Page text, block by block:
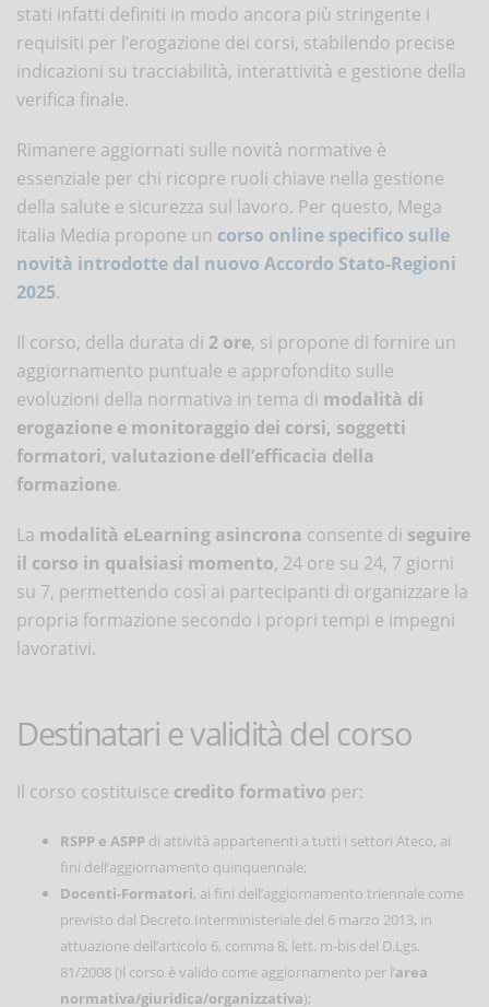
stati infatti definiti in modo ancora più stringente i
requisiti per l’erogazione dei corsi, stabilendo precise
indicazioni su tracciabilità, interattività e gestione della
verifica finale.
Rimanere aggiornati sulle novità normative è
essenziale per chi ricopre ruoli chiave nella gestione
della salute e sicurezza sul lavoro. Per questo, Mega
Italia Media propone un corso online specifico sulle
novità introdotte dal nuovo Accordo Stato-Regioni
2025.
Il corso, della durata di 2 ore, si propone di fornire un
aggiornamento puntuale e approfondito sulle
evoluzioni della normativa in tema di modalità di
erogazione e monitoraggio dei corsi, soggetti
formatori, valutazione dell’efficacia della
formazione.
La modalità eLearning asincrona consente di seguire
il corso in qualsiasi momento, 24 ore su 24, 7 giorni
su 7, permettendo così ai partecipanti di organizzare la
propria formazione secondo i propri tempi e impegni
lavorativi.
Destinatari e validità del corso
Il corso costituisce credito formativo per:
RSPP e ASPP di attività appartenenti a tutti i settori Ateco, ai
fini dell’aggiornamento quinquennale;
Docenti-Formatori, ai fini dell’aggiornamento triennale come
previsto dal Decreto Interministeriale del 6 marzo 2013, in
attuazione dell’articolo 6, comma 8, lett. m-bis del D.Lgs.
81/2008 (il corso è valido come aggiornamento per l’area
normativa/giuridica/organizzativa);